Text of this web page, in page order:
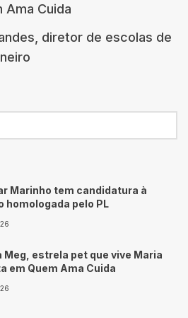
Ama Cuida
diretor de escolas de
Marinho tem candidatura à
homologada pelo PL
Meg, estrela pet que vive Maria
em Quem Ama Cuida